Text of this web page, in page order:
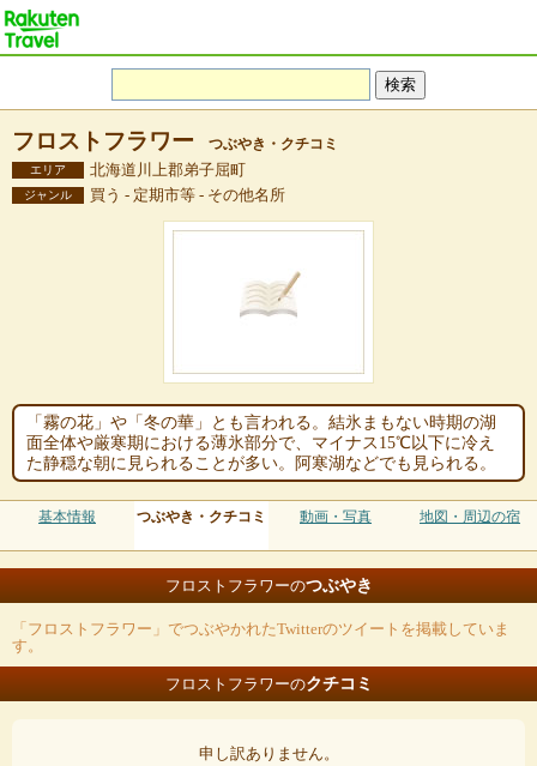
フロストフラワー つぶやき・クチコミ
エリア 北海道川上郡弟子屈町
ジャンル 買う - 定期市等 - その他名所
「霧の花」や「冬の華」とも言われる。結氷まもない時期の湖
面全体や厳寒期における薄氷部分で、マイナス15℃以下に冷え
た静穏な朝に見られることが多い。阿寒湖などでも見られる。
基本情報 つぶやき・クチコミ 動画・写真 地図・周辺の宿
フロストフラワーのつぶやき
「フロストフラワー」でつぶやかれたTwitterのツイートを掲載していま
す。
フロストフラワーのクチコミ
申し訳ありません。